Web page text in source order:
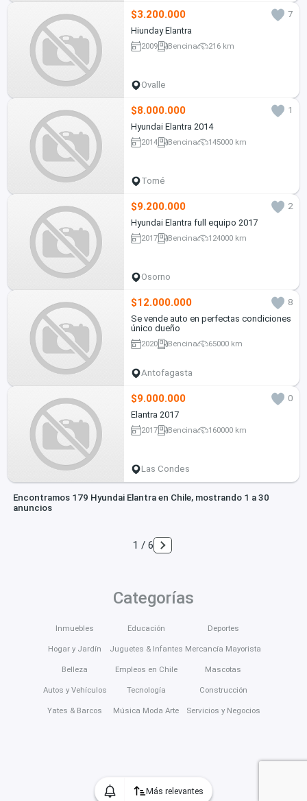
Más relevantes
$3.200.000
7
Hiunday Elantra
2009 Bencina 216 km
Ovalle
$8.000.000
1
Hyundai Elantra 2014
2014 Bencina 145000 km
Tomé
$9.200.000
2
Hyundai Elantra full equipo 2017
2017 Bencina 124000 km
Osorno
$12.000.000
8
Se vende auto en perfectas condiciones
único dueño
2020 Bencina 65000 km
Antofagasta
$9.000.000
0
Elantra 2017
2017 Bencina 160000 km
Las Condes
Encontramos 179 Hyundai Elantra en Chile, mostrando 1 a 30
anuncios
1 / 6
Categorías
Inmuebles
Hogar y Jardín
Belleza
Autos y Vehículos
Yates & Barcos
Educación
Juguetes & Infantes
Empleos en Chile
Tecnología
Música Moda Arte
Deportes
Mercancía Mayorista
Mascotas
Construcción
Servicios y Negocios